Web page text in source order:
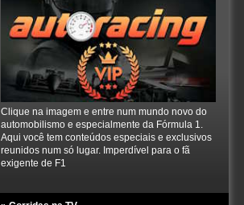
Clique na imagem e entre num mundo novo do
automobilismo e especialmente da Fórmula 1.
Aqui você tem conteúdos especiais e exclusivos
reunidos num só lugar. Imperdível para o fã
exigente de F1